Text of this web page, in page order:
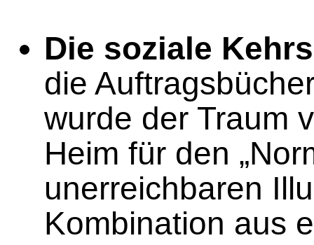
Die soziale
die
wurde der Traum
Heim für den
unerreichbaren
Kombination aus